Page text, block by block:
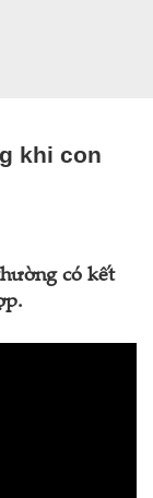
khi con
có kết